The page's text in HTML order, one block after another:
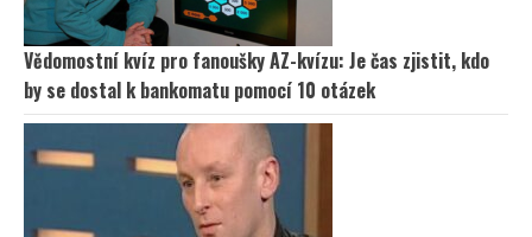
Vědomostní kvíz pro fanoušky AZ-kvízu: Je čas zjistit, kdo
by se dostal k bankomatu pomocí 10 otázek